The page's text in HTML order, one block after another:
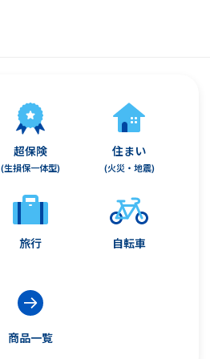
超保険
(生損保一体型)
住まい
(火災・地震)
旅行 自転車
商品一覧